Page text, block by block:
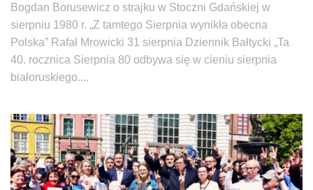
Bogdan Borusewicz o strajku w Stoczni Gdańskiej w
sierpniu 1980 r. „Z tamtego Sierpnia wynikła obecna
Polska” Rafał Mrowicki 31 sierpnia Dziennik Bałtycki „Ta
40. rocznica Sierpnia 80 odbywa się w cieniu sierpnia
białoruskiego....